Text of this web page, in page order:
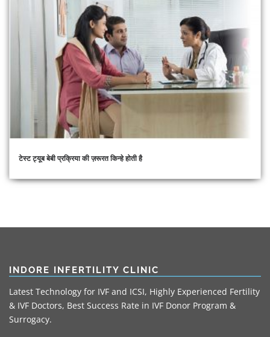
टेस्ट ट्यूब बेबी प्रक्रिया की ज़रूरत किन्हे होती है
INDORE INFERTILITY CLINIC
Latest Technology for IVF and ICSI, Highly Experienced Fertility
& IVF Doctors, Best Success Rate in IVF Donor Program &
Surrogacy.